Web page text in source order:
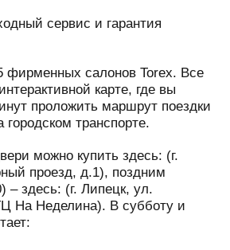
сервис и гарантия
фирменных салонов Torex. Все
карте, где вы
проложить маршрут поездки
транспорте.
можно купить здесь: (г.
проезд, д.1), поздним
– здесь: (г. Липецк, ул.
На Неделина). В субботу и